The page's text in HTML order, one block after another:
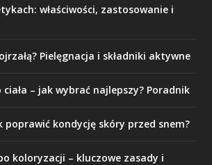
właściwości, zastosowanie i
Pielęgnacja i składniki aktywne
– jak wybrać najlepszy? Poradnik
poprawić kondycję skóry przed snem?
koloryzacji – kluczowe zasady i